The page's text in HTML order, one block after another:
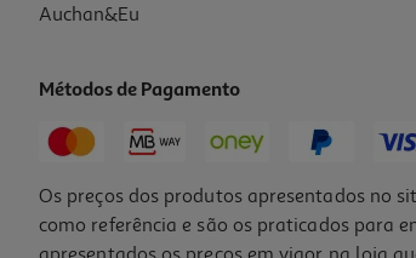
Auchan&Eu
Métodos de Pagamento
Os preços dos produtos apresentados no
como referência e são os praticados para